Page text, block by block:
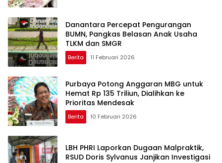
Danantara Percepat Pengurangan
BUMN, Pangkas Belasan Anak Usaha
TLKM dan SMGR
Berita 11 Februari 2026
Purbaya Potong Anggaran MBG untuk
Hemat Rp 135 Triliun, Dialihkan ke
Prioritas Mendesak
Berita 10 Februari 2026
LBH PHRI Laporkan Dugaan Malpraktik,
RSUD Doris Sylvanus Janjikan Investigasi